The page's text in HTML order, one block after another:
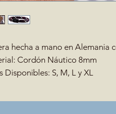
hecha a mano en Alemania
Cordón Náutico 8mm
Disponibles: S, M, L y XL